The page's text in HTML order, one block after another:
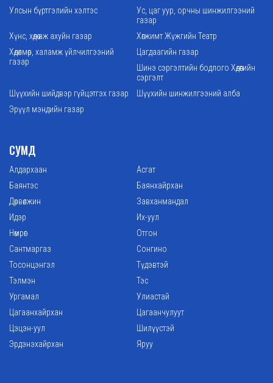
Улсын бүртгэлийн хэлтэс
Ус, цаг уур, орчны шинжилгээний
газар
Хүнс, хөдөө аж ахуйн газар
Хөгжимт Жүжгийн Театр
Хөдөлмөр, халамж үйлчилгээний
газар
Цагдаагийн газар
Шинэ сэргэлтийн бодлого Хөдөөгийн
сэргэлт
Шүүхийн шийдвэр гүйцэтгэх газар
Шүүхийн шинжилгээний алба
Эрүүл мэндийн газар
СУМД
Алдархаан
Асгат
Баянтэс
Баянхайрхан
Дөрвөлжин
Завханмандал
Идэр
Их-уул
Нөмрөг
Отгон
Сантмаргаз
Сонгино
Тосонцэнгэл
Түдэвтэй
Тэлмэн
Тэс
Ургамал
Улиастай
Цагаанхайрхан
Цагаанчулуут
Цэцэн-уул
Шилүүстэй
Эрдэнэхайрхан
Яруу